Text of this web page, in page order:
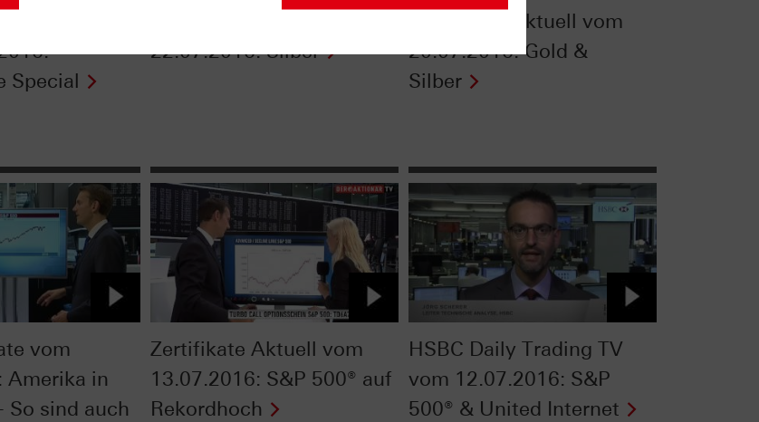
Special
22.07.2016: Silber
Zertifikate-Aktuell vom
20.07.2016: Gold &
Silber
vom
Amerika in
So sind auch
Zertifikate Aktuell vom
13.07.2016: S&P 500® auf
Rekordhoch
HSBC Daily Trading TV
vom 12.07.2016: S&P
500® & United Internet